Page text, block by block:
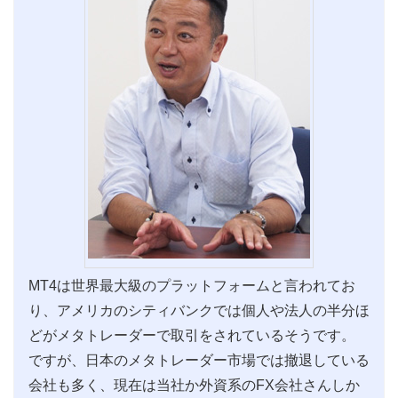
MT4は世界最大級のプラットフォームと言われてお
り、アメリカのシティバンクでは個人や法人の半分ほ
どがメタトレーダーで取引をされているそうです。
ですが、日本のメタトレーダー市場では撤退している
会社も多く、現在は当社か外資系のFX会社さんしか